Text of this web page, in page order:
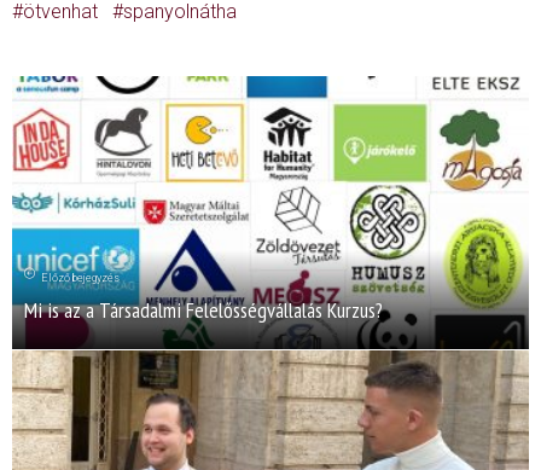
ötvenhat
spanyolnátha
Előző bejegyzés
Mi is az a Társadalmi Felelősségvállalás Kurzus?